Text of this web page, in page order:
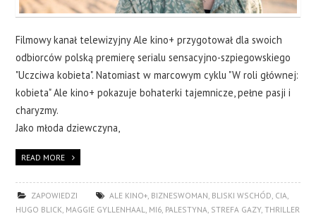
Filmowy kanał telewizyjny Ale kino+ przygotował dla swoich
odbiorców polską premierę serialu sensacyjno-szpiegowskiego
"Uczciwa kobieta". Natomiast w marcowym cyklu "W roli głównej:
kobieta" Ale kino+ pokazuje bohaterki tajemnicze, pełne pasji i
charyzmy.
Jako młoda dziewczyna,
READ MORE
ZAPOWIEDZI ALE KINO+, BIZNESWOMAN, BLISKI WSCHÓD, CIA,
HUGO BLICK, MAGGIE GYLLENHAAL, MI6, PALESTYNA, STREFA GAZY,THRILLER